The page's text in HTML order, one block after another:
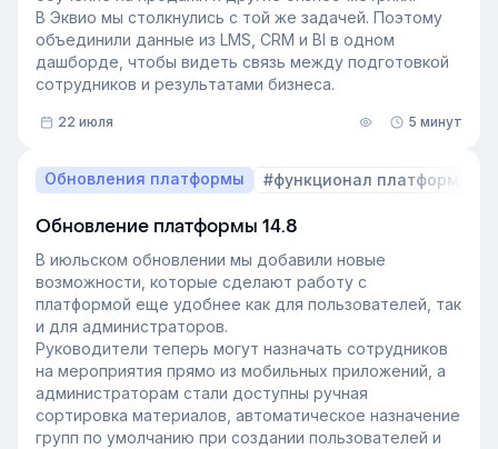
В Эквио мы столкнулись с той же задачей. Поэтому
объединили данные из LMS, CRM и BI в одном
дашборде, чтобы видеть связь между подготовкой
сотрудников и результатами бизнеса.
22 июля 5 минут
Обновления платформы #функционал платформы
Обновление платформы 14.8
В июльском обновлении мы добавили новые
возможности, которые сделают работу с
платформой еще удобнее как для пользователей, так
и для администраторов.
Руководители теперь могут назначать сотрудников
на мероприятия прямо из мобильных приложений, а
администраторам стали доступны ручная
сортировка материалов, автоматическое назначение
групп по умолчанию при создании пользователей и